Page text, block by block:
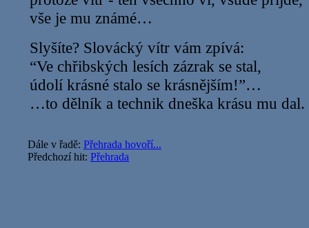
vše je mu známé…
Slyšíte? Slovácký vítr vám zpívá:
“Ve chřibských lesích zázrak se stal,
údolí krásné stalo se krásnějším!”…
…to dělník a technik dneška krásu mu dal.
Dále v řadě: Přehrada hovoří...
Předchozí hit: Přehrada